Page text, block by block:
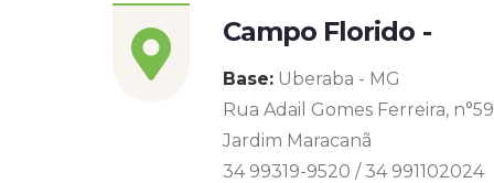
Campo Florido -
Base: Uberaba - MG
Rua Adail Gomes Ferreira,
Jardim Maracanã
34 99319-9520 / 34 991102024